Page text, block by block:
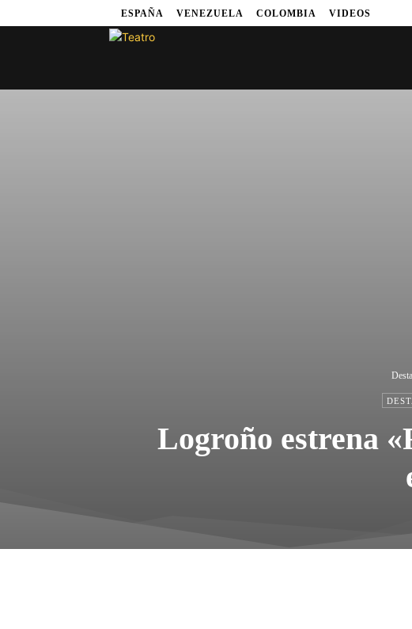
ESPAÑA VENEZUELA COLOMBIA VIDEOS
Logroño estrena